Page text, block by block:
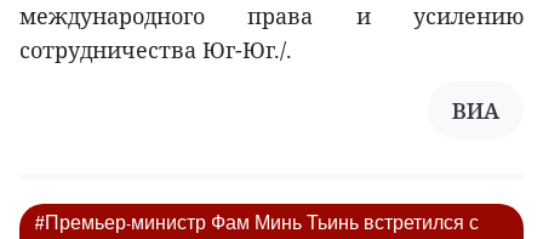
международного права и усилению
сотрудничества Юг-Юг./.
ВИА
#Премьер-министр Фам Минь Тьинь встретился с